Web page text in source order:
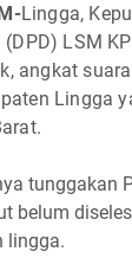
Lingga,
LSM
angkat
Lingga
tunggakan
belum
lingga.